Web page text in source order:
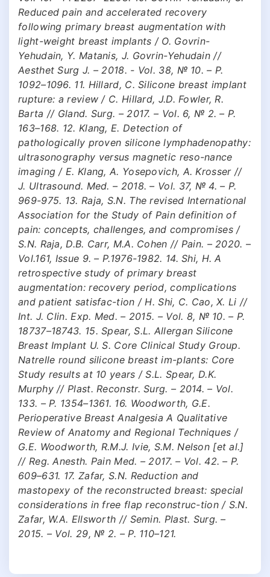
Reduced pain and accelerated recovery
following primary breast augmentation with
light-weight breast implants / О. Govrin-
Yehudain, Y. Matanis, J. Govrin-Yehudain //
Aesthet Surg J. – 2018. - Vol. 38, № 10. – P.
1092–1096. 11. Hillard, C. Silicone breast implant
rupture: a review / C. Hillard, J.D. Fowler, R.
Barta // Gland. Surg. – 2017. – Vol. 6, № 2. – P.
163–168. 12. Klang, E. Detection of
pathologically proven silicone lymphadenopathy:
ultrasonography versus magnetic reso-nance
imaging / E. Klang, A. Yosepovich, A. Krosser //
J. Ultrasound. Med. – 2018. – Vol. 37, № 4. – P.
969-975. 13. Raja, S.N. The revised International
Association for the Study of Pain definition of
pain: concepts, challenges, and compromises /
S.N. Raja, D.B. Carr, M.A. Cohen // Pain. – 2020. –
Vol.161, Issue 9. – P.1976-1982. 14. Shi, H. A
retrospective study of primary breast
augmentation: recovery period, complications
and patient satisfac-tion / H. Shi, C. Cao, X. Li //
Int. J. Clin. Exp. Med. – 2015. – Vol. 8, № 10. – P.
18737–18743. 15. Spear, S.L. Allergan Silicone
Breast Implant U. S. Core Clinical Study Group.
Natrelle round silicone breast im-plants: Core
Study results at 10 years / S.L. Spear, D.K.
Murphy // Plast. Reconstr. Surg. – 2014. – Vol.
133. – Р. 1354–1361. 16. Woodworth, G.E.
Perioperative Breast Analgesia A Qualitative
Review of Anatomy and Regional Techniques /
G.E. Woodworth, R.M.J. Ivie, S.M. Nelson [et al.]
// Reg. Anesth. Pain Med. – 2017. – Vol. 42. – P.
609–631. 17. Zafar, S.N. Reduction and
mastopexy of the reconstructed breast: special
considerations in free flap reconstruc-tion / S.N.
Zafar, W.A. Ellsworth // Semin. Plast. Surg. –
2015. – Vol. 29, № 2. – P. 110–121.